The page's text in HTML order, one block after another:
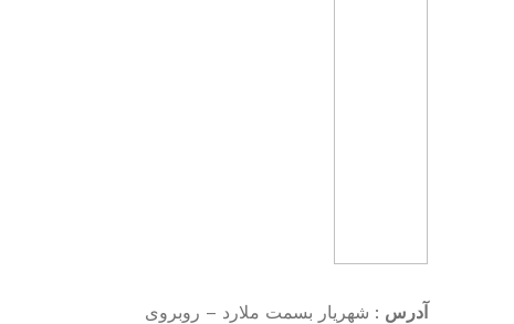
آدرس : شهریار بسمت ملارد – روبروی